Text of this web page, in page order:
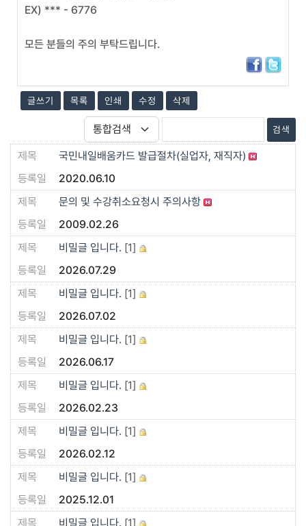
EX) *** - 6776
모든 분들의 주의 부탁드립니다.
글쓰기 목록 인쇄 수정 삭제
국민내일배움카드 발급절차(실업자, 재직자)
2020.06.10
문의 및 수강취소요청시 주의사항
2009.02.26
비밀글 입니다. [1]
2026.07.29
비밀글 입니다. [1]
2026.07.02
비밀글 입니다. [1]
2026.06.17
비밀글 입니다. [1]
2026.02.23
비밀글 입니다. [1]
2026.02.12
비밀글 입니다. [1]
2025.12.01
비밀글 입니다. [1]